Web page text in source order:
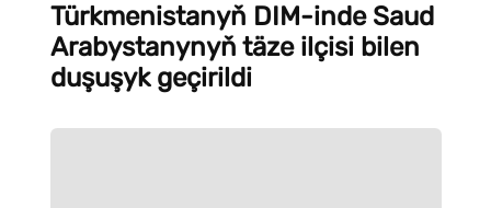
Türkmenistanyň DIM-inde Saud
Arabystanynyň täze ilçisi bilen
duşuşyk geçirildi